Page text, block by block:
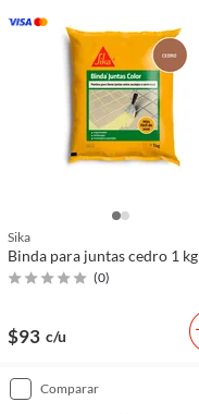
Sika
Binda para juntas cedro 1 kg
(0)
$93 c/u
comparar